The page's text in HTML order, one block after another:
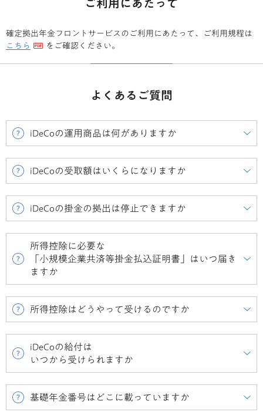
ご利用にあたって
確定拠出年金フロントサービスのご利用にあたって、ご利用規程は
こちら
をご確認ください。
よくあるご質問
iDeCoの運用商品は何がありますか
iDeCoの受取額はいくらになりますか
iDeCoの掛金の拠出は停止できますか
所得控除に必要な
「小規模企業共済等掛金払込証明書」はいつ届き
ますか
所得控除はどうやって受けるのですか
iDeCoの給付は
いつから受けられますか
基礎年金番号はどこに載っていますか